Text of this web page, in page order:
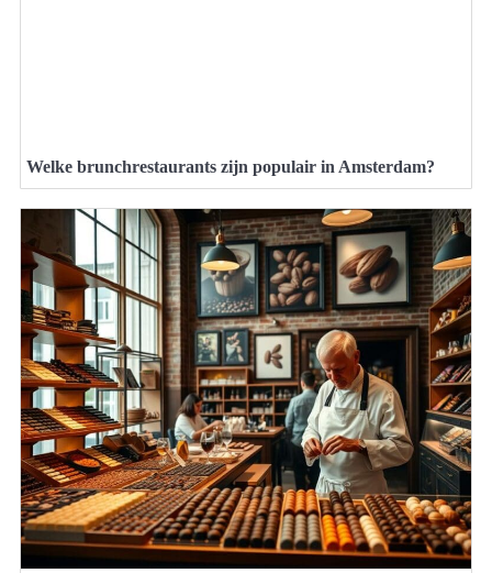
Welke brunchrestaurants zijn populair in Amsterdam?